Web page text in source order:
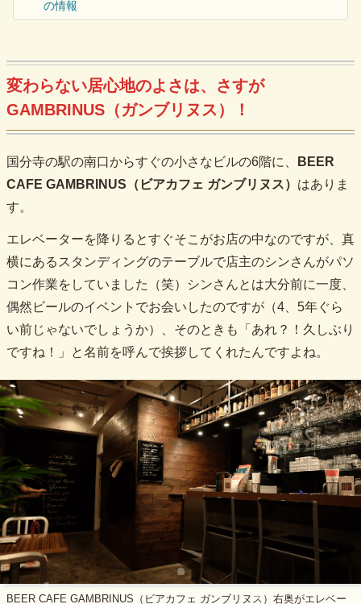
の情報
変わらない居心地のよさは、さすが
GAMBRINUS（ガンブリヌス）！
国分寺の駅の南口からすぐの小さなビルの6階に、
BEER
CAFE GAMBRINUS（ビアカフェ ガンブリヌス） はありま
す。
エレベーターを降りるとすぐそこがお店の中なのですが、真
横にあるスタンディングのテーブルで店主のシンさんがパソ
コン作業をしていました（笑）シンさんとは大分前に一度、
偶然ビールのイベントでお会いしたのですが（4、5年ぐら
い前じゃないでしょうか）、そのときも「あれ？！久しぶり
ですね！」と名前を呼んで挨拶してくれたんですよね。
BEER CAFE GAMBRINUS（ビアカフェ ガンブリヌス）右奥がエレベー